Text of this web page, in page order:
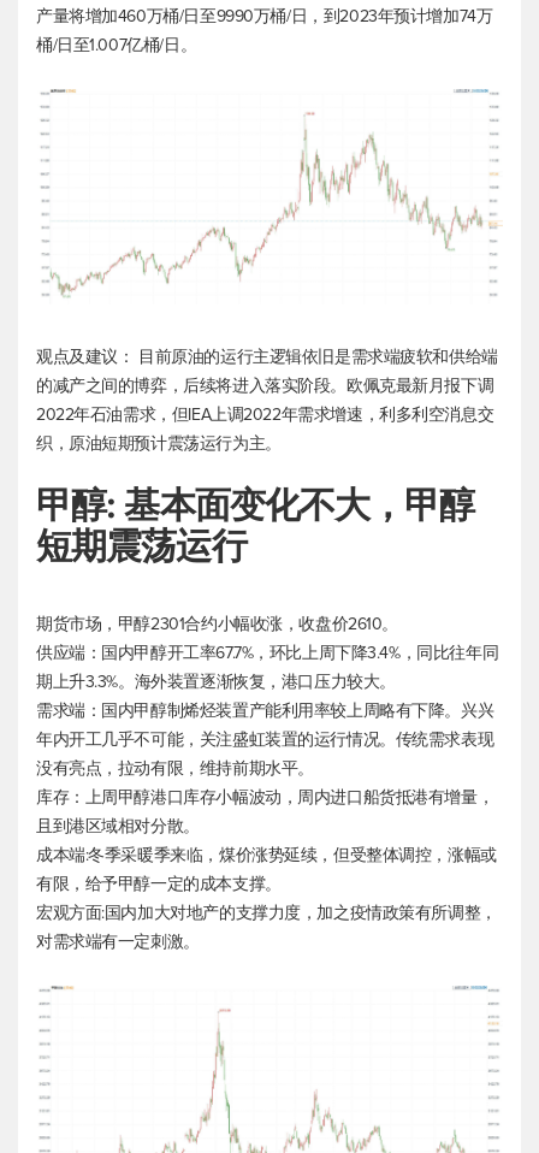
产量将增加460万桶/日至9990万桶/日，到2023年预计增加74万
桶/日至1.007亿桶/日。
观点及建议： 目前原油的运行主逻辑依旧是需求端疲软和供给端
的减产之间的博弈，后续将进入落实阶段。欧佩克最新月报下调
2022年石油需求，但IEA上调2022年需求增速，利多利空消息交
织，原油短期预计震荡运行为主。
甲醇: 基本面变化不大，甲醇
短期震荡运行
期货市场，甲醇2301合约小幅收涨，收盘价2610。
供应端：国内甲醇开工率67.7%，环比上周下降3.4%，同比往年同
期上升3.3%。海外装置逐渐恢复，港口压力较大。
需求端：国内甲醇制烯烃装置产能利用率较上周略有下降。兴兴
年内开工几乎不可能，关注盛虹装置的运行情况。传统需求表现
没有亮点，拉动有限，维持前期水平。
库存：上周甲醇港口库存小幅波动，周内进口船货抵港有增量，
且到港区域相对分散。
成本端:冬季采暖季来临，煤价涨势延续，但受整体调控，涨幅或
有限，给予甲醇一定的成本支撑。
宏观方面:国内加大对地产的支撑力度，加之疫情政策有所调整，
对需求端有一定刺激。